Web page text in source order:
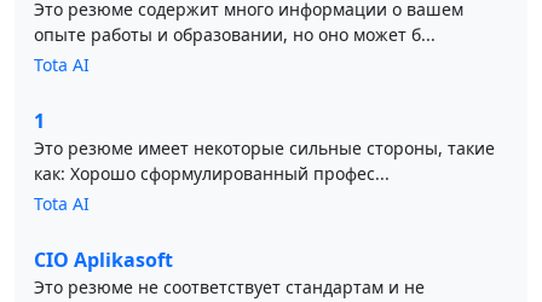
Это резюме содержит много информации о вашем
опыте работы и образовании, но оно может б...
Tota AI
1
Это резюме имеет некоторые сильные стороны, такие
как: Хорошо сформулированный профес...
Tota AI
CIO Aplikasoft
Это резюме не соответствует стандартам и не